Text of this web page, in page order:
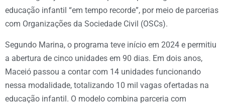
educação infantil “em tempo recorde”, por meio de parcerias
com Organizações da Sociedade Civil (OSCs).
Segundo Marina, o programa teve início em 2024 e permitiu
a abertura de cinco unidades em 90 dias. Em dois anos,
Maceió passou a contar com 14 unidades funcionando
nessa modalidade, totalizando 10 mil vagas ofertadas na
educação infantil. O modelo combina parceria com